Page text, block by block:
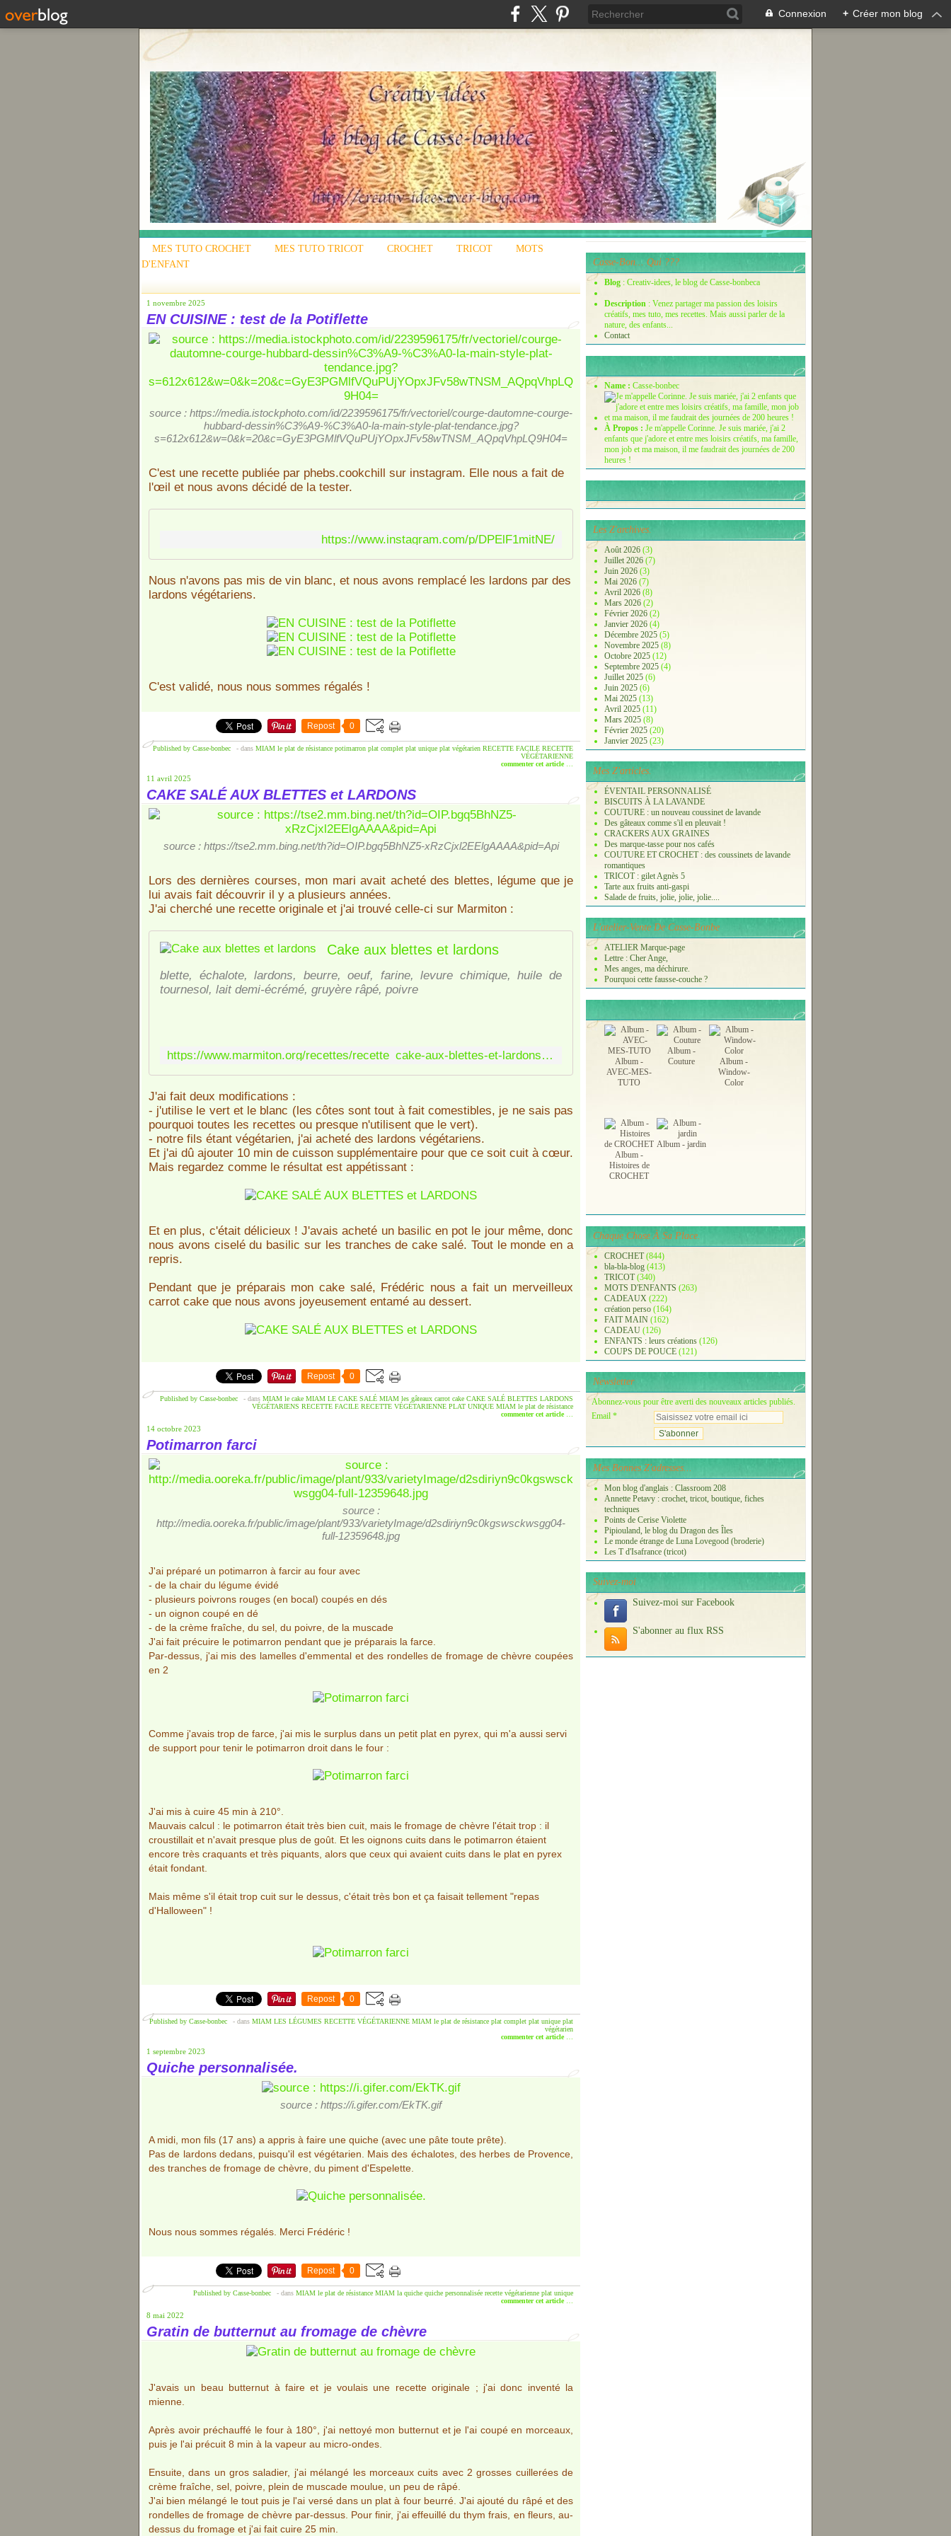
Connexion + Créer mon blog
MES TUTO CROCHET MES TUTO TRICOT CROCHET TRICOT
MOTS
D'ENFANT
1 novembre 2025
EN CUISINE : test de la Potiflette
source : https://media.istockphoto.com/id/2239596175/fr/vectoriel/courge-dautomne-courge-
hubbard-dessin%C3%A9-%C3%A0-la-main-style-plat-tendance.jpg?
s=612x612&w=0&k=20&c=GyE3PGMlfVQuPUjYOpxJFv58wTNSM_AQpqVhpLQ9H04=
C'est une recette publiée par phebs.cookchill sur instagram. Elle nous a fait de
l'œil et nous avons décidé de la tester.
https://www.instagram.com/p/DPElF1mitNE/
Nous n'avons pas mis de vin blanc, et nous avons remplacé les lardons par des
lardons végétariens.
C'est validé, nous nous sommes régalés !
Repost 0
Published by Casse-bonbec - dans MIAM le plat de résistance potimarron plat complet plat unique plat végétarien RECETTE FACILE RECETTE
VÉGÉTARIENNE
commenter cet article
11 avril 2025
CAKE SALÉ AUX BLETTES et LARDONS
source : https://tse2.mm.bing.net/th?id=OIP.bgq5BhNZ5-xRzCjxl2EElgAAAA&pid=Api
Lors des dernières courses, mon mari avait acheté des blettes, légume que je
lui avais fait découvrir il y a plusieurs années.
J'ai cherché une recette originale et j'ai trouvé celle-ci sur Marmiton :
Cake aux blettes et lardons
blette, échalote, lardons, beurre, oeuf, farine, levure chimique, huile de
tournesol, lait demi-écrémé, gruyère râpé, poivre
https://www.marmiton.org/recettes/recette_cake-aux-blettes-et-lardons_53185.aspx
J'ai fait deux modifications :
- j'utilise le vert et le blanc (les côtes sont tout à fait comestibles, je ne sais pas
pourquoi toutes les recettes ou presque n'utilisent que le vert).
- notre fils étant végétarien, j'ai acheté des lardons végétariens.
Et j'ai dû ajouter 10 min de cuisson supplémentaire pour que ce soit cuit à cœur.
Mais regardez comme le résultat est appétissant :
Et en plus, c'était délicieux ! J'avais acheté un basilic en pot le jour même, donc
nous avons ciselé du basilic sur les tranches de cake salé. Tout le monde en a
repris.
Pendant que je préparais mon cake salé, Frédéric nous a fait un merveilleux
carrot cake que nous avons joyeusement entamé au dessert.
Repost 0
Published by Casse-bonbec - dans MIAM le cake MIAM LE CAKE SALÉ MIAM les gâteaux carrot cake CAKE SALÉ BLETTES LARDONS
VÉGÉTARIENS RECETTE FACILE RECETTE VÉGÉTARIENNE PLAT UNIQUE MIAM le plat de résistance
commenter cet article
14 octobre 2023
Potimarron farci
source :
http://media.ooreka.fr/public/image/plant/933/varietyImage/d2sdiriyn9c0kgswsckwsgg04-
full-12359648.jpg
J'ai préparé un potimarron à farcir au four avec
- de la chair du légume évidé
- plusieurs poivrons rouges (en bocal) coupés en dés
- un oignon coupé en dé
- de la crème fraîche, du sel, du poivre, de la muscade
J'ai fait précuire le potimarron pendant que je préparais la farce.
Par-dessus, j'ai mis des lamelles d'emmental et des rondelles de fromage de chèvre coupées
en 2
Comme j'avais trop de farce, j'ai mis le surplus dans un petit plat en pyrex, qui m'a aussi servi
de support pour tenir le potimarron droit dans le four :
J'ai mis à cuire 45 min à 210°.
Mauvais calcul : le potimarron était très bien cuit, mais le fromage de chèvre l'était trop : il
croustillait et n'avait presque plus de goût. Et les oignons cuits dans le potimarron étaient
encore très craquants et très piquants, alors que ceux qui avaient cuits dans le plat en pyrex
était fondant.
Mais même s'il était trop cuit sur le dessus, c'était très bon et ça faisait tellement "repas
d'Halloween" !
Repost 0
Published by Casse-bonbec - dans MIAM LES LÉGUMES RECETTE VÉGÉTARIENNE MIAM le plat de résistance plat complet plat unique plat
végétarien
commenter cet article
1 septembre 2023
Quiche personnalisée.
source : https://i.gifer.com/EkTK.gif
A midi, mon fils (17 ans) a appris à faire une quiche (avec une pâte toute prête).
Pas de lardons dedans, puisqu'il est végétarien. Mais des échalotes, des herbes de Provence,
des tranches de fromage de chèvre, du piment d'Espelette.
Nous nous sommes régalés. Merci Frédéric !
Repost 0
Published by Casse-bonbec - dans MIAM le plat de résistance MIAM la quiche quiche personnalisée recette végétarienne plat unique
commenter cet article
8 mai 2022
Gratin de butternut au fromage de chèvre
J'avais un beau butternut à faire et je voulais une recette originale ; j'ai donc inventé la
mienne.
Après avoir préchauffé le four à 180°, j'ai nettoyé mon butternut et je l'ai coupé en morceaux,
puis je l'ai précuit 8 min à la vapeur au micro-ondes.
Ensuite, dans un gros saladier, j'ai mélangé les morceaux cuits avec 2 grosses cuillerées de
crème fraîche, sel, poivre, plein de muscade moulue, un peu de râpé.
J'ai bien mélangé le tout puis je l'ai versé dans un plat à four beurré. J'ai ajouté du râpé et des
rondelles de fromage de chèvre par-dessus. Pour finir, j'ai effeuillé du thym frais, en fleurs, au-
dessus du fromage et j'ai fait cuire 25 min.
Casse-Bon... Qui ???
Blog : Creativ-idees, le blog de Casse-bonbeca
Description : Venez partager ma passion des loisirs
créatifs, mes tuto, mes recettes. Mais aussi parler de la
nature, des enfants...
Contact
Name : Casse-bonbec
À Propos : Je m'appelle Corinne. Je suis mariée, j'ai 2
enfants que j'adore et entre mes loisirs créatifs, ma famille,
mon job et ma maison, il me faudrait des journées de 200
heures !
Les Z'archives.
Août 2026 (3)
Juillet 2026 (7)
Juin 2026 (3)
Mai 2026 (7)
Avril 2026 (8)
Mars 2026 (2)
Février 2026 (2)
Janvier 2026 (4)
Décembre 2025 (5)
Novembre 2025 (8)
Octobre 2025 (12)
Septembre 2025 (4)
Juillet 2025 (6)
Juin 2025 (6)
Mai 2025 (13)
Avril 2025 (11)
Mars 2025 (8)
Février 2025 (20)
Janvier 2025 (23)
Mes Z'articles.
ÉVENTAIL PERSONNALISÉ
BISCUITS À LA LAVANDE
COUTURE : un nouveau coussinet de lavande
Des gâteaux comme s'il en pleuvait !
CRACKERS AUX GRAINES
Des marque-tasse pour nos cafés
COUTURE ET CROCHET : des coussinets de lavande
romantiques
TRICOT : gilet Agnès 5
Tarte aux fruits anti-gaspi
Salade de fruits, jolie, jolie, jolie....
L'atelier-Vente De Casse-Bonbe
ATELIER Marque-page
Lettre : Cher Ange,
Mes anges, ma déchirure.
Pourquoi cette fausse-couche ?
Album -
AVEC-MES-
TUTO
Album -
Couture
Album -
Window-
Color
Album -
Histoires de
CROCHET
Album - jardin
Chaque Chose À Sa Place.
CROCHET(844)
bla-bla-blog (413)
TRICOT(340)
MOTS D'ENFANTS (263)
CADEAUX (222)
création perso (164)
FAIT MAIN (162)
CADEAU (126)
ENFANTS : leurs créations (126)
COUPS DE POUCE (121)
Newsletter
Abonnez-vous pour être averti des nouveaux articles publiés.
Email
Mes Bonnes Z'adresses...
Mon blog d'anglais : Classroom 208
Annette Petavy : crochet, tricot, boutique, fiches
techniques
Points de Cerise Violette
Pipiouland, le blog du Dragon des Îles
Le monde étrange de Luna Lovegood (broderie)
Les T d'Isafrance (tricot)
Suivez-moi
Suivez-moi sur Facebook
S'abonner au flux RSS